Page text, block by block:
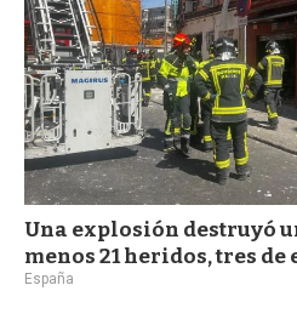
Una explosión destruyó
menos 21 heridos, tres de
España